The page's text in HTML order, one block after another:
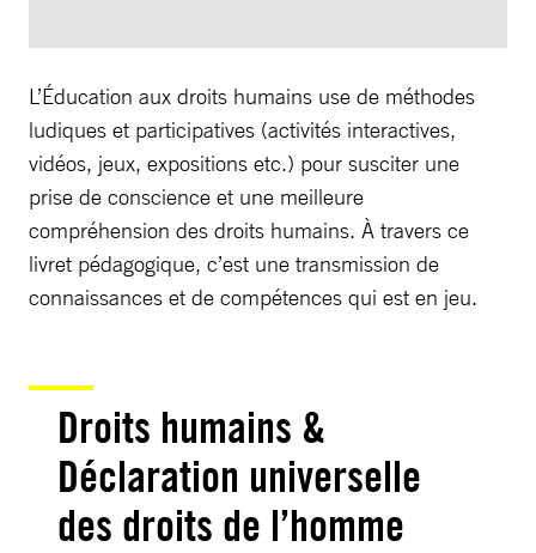
L’Éducation aux droits humains use de méthodes
ludiques et participatives (activités interactives,
vidéos, jeux, expositions etc.) pour susciter une
prise de conscience et une meilleure
compréhension des droits humains. À travers ce
livret pédagogique, c’est une transmission de
connaissances et de compétences qui est en jeu.
Droits humains &
Déclaration universelle
des droits de l’homme